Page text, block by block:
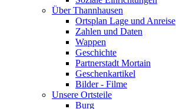
Über Thannhausen
Ortsplan Lage und Anreise
Zahlen und Daten
Wappen
Geschichte
Partnerstadt Mortain
Geschenkartikel
Bilder - Filme
Unsere Ortsteile
Burg